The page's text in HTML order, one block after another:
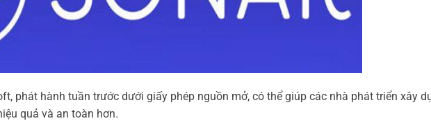
phát hành tuần trước dưới giấy phép nguồn mở, có thể giúp các nhà phát triển xây
quả và an toàn hơn.